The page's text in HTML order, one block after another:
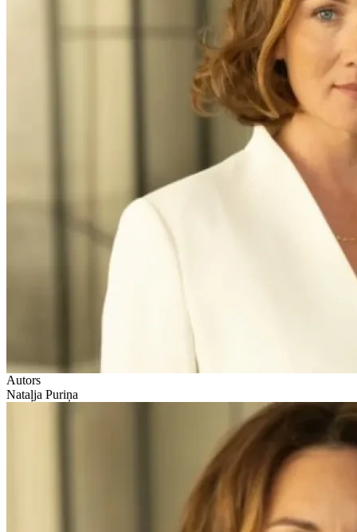
Autors
Nataļja Puriņa